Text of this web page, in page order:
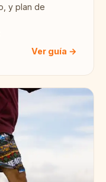
y plan de
Ver guía →